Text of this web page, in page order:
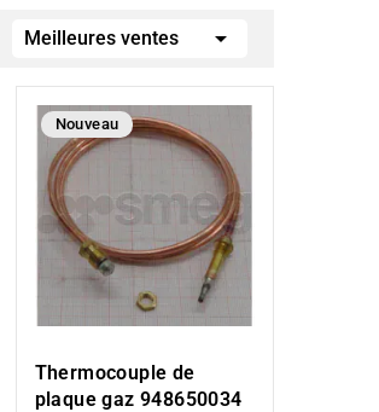
Meilleures ventes 
Nouveau
Thermocouple de
plaque gaz 948650034